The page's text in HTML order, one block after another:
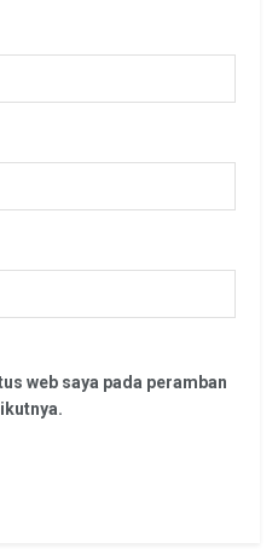
web saya pada peramban